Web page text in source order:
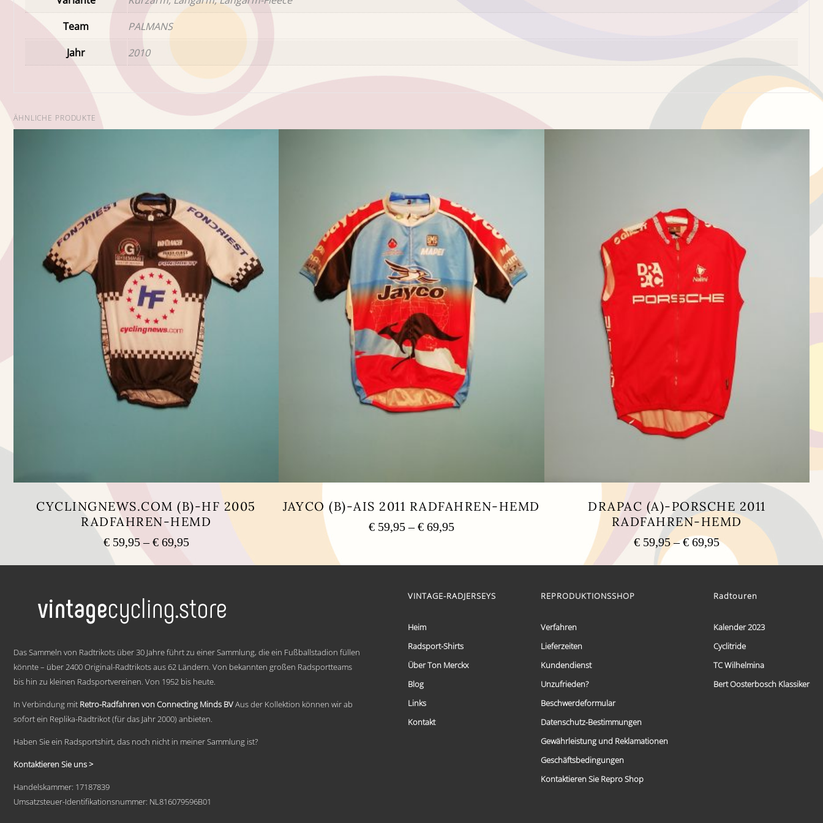
Team
PALMANS
Jahr
2010
ÄHNLICHE PRODUKTE
CYCLINGNEWS.COM (B)-HF 2005
RADFAHREN-HEMD
€59,95 –€69,95Preisspanne:
bis
Dieses
Varianten
auf.
können
auf
der
Produktseite
werden
JAYCO (B)-AIS 2011 RADFAHREN-HEMD
€59,95 –€69,95Preisspanne:
€ 69,95
weist
auf.
Optionen
können
auf
Produktseite
werden
DRAPAC (A)-PORSCHE 2011
RADFAHREN-HEMD
€ 59,95 –€ 69,95Preisspanne:
€ 59,95
bis
Produktseite
Das Sammeln von Radtrikots über 30 Jahre führt zu einer Sammlung, die ein Fußballstadion füllen
könnte – über 2400 Original-Radtrikots aus 62 Ländern. Von bekannten großen Radsportteams
bis hin zu kleinen Radsportvereinen. Von 1952 bis heute.
In Verbindung mit Retro-Radfahren von Connecting Minds BVAus der Kollektion können wir ab
sofort ein Replika-Radtrikot (für das Jahr 2000) anbieten.
Haben Sie ein Radsportshirt, das noch nicht in meiner Sammlung ist?
Kontaktieren Sie uns >
Handelskammer: 17187839
Umsatzsteuer-Identifikationsnummer: NL816079596B01
VINTAGE-RADJERSEYS
Heim
Radsport-Shirts
Über Ton Merckx
Blog
Links
Kontakt
REPRODUKTIONSSHOP
Verfahren
Lieferzeiten
Kundendienst
Unzufrieden?
Beschwerdeformular
Datenschutz-Bestimmungen
Gewährleistung und Reklamationen
Geschäftsbedingungen
Kontaktieren Sie Repro Shop
Radtouren
Kalender 2023
Cyclitride
TC Wilhelmina
Bert Oosterbosch Klassiker